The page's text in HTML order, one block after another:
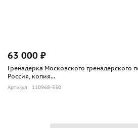
63 000 ₽
Гренадерка Московского гренадерского
Россия, копия...
Артикул: 110968-530